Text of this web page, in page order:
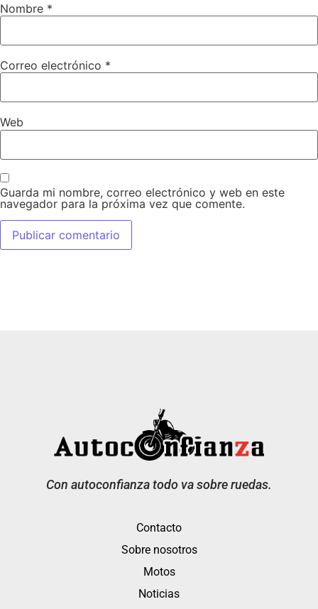
Nombre *
Correo electrónico *
Web
Guarda mi nombre, correo electrónico y web en este
navegador para la próxima vez que comente.
Con autoconfianza todo va sobre ruedas.
Contacto
Sobre nosotros
Motos
Noticias